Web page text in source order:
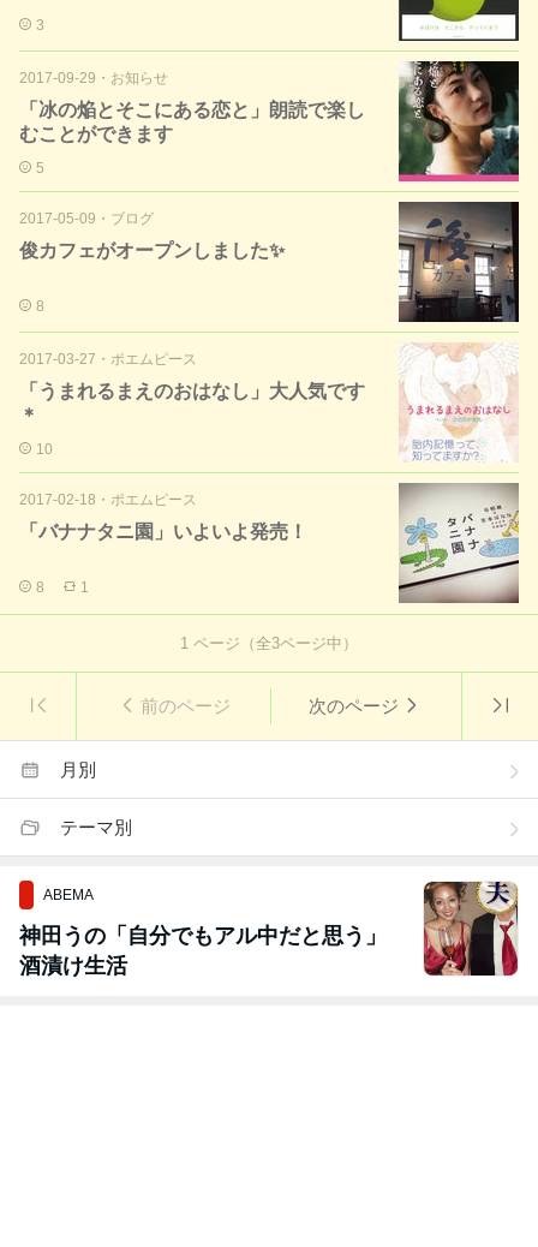
3
2017-09-29 ・ お知らせ
「冰の焔とそこにある恋と」朗読で楽し
むことができます
5
2017-05-09 ・ ブログ
俊カフェがオープンしました✨
8
2017-03-27 ・ ポエムピース
「うまれるまえのおはなし」大人気です
＊
10
2017-02-18 ・ ポエムピース
「バナナタニ園」いよいよ発売！
8 1
1 ページ（全3ページ中）
前のページ 次のページ
月別
テーマ別
ABEMA
神田うの「自分でもアル中だと思う」
酒漬け生活